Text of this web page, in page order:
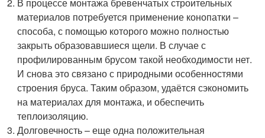
В процессе монтажа бревенчатых строительных
материалов потребуется применение конопатки –
способа, с помощью которого можно полностью
закрыть образовавшиеся щели. В случае с
профилированным брусом такой необходимости нет.
И снова это связано с природными особенностями
строения бруса. Таким образом, удаётся сэкономить
на материалах для монтажа, и обеспечить
теплоизоляцию.
Долговечность – еще одна положительная